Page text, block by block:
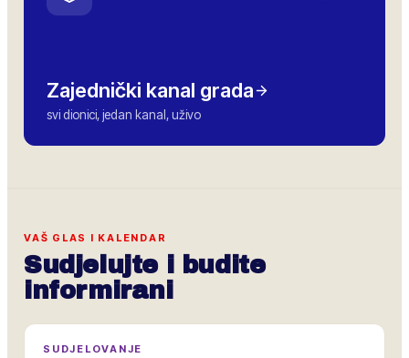
Zajednički kanal grada
svi dionici, jedan kanal, uživo
VAŠ GLAS I KALENDAR
Sudjelujte i budite
informirani
SUDJELOVANJE